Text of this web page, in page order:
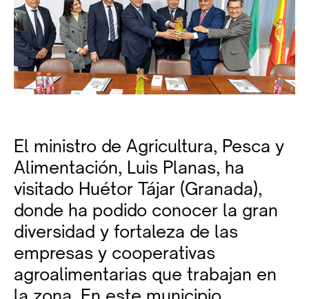
El ministro de Agricultura, Pesca y
Alimentación, Luis Planas, ha
visitado Huétor Tájar (Granada),
donde ha podido conocer la gran
diversidad y fortaleza de las
empresas y cooperativas
agroalimentarias que trabajan en